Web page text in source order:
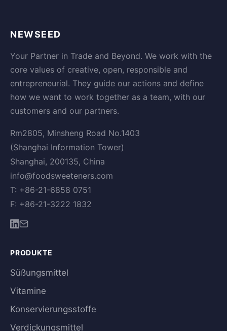
NEWSEED
Your Partner in Trade and Beyond. We work with the
core values of creative, open, responsible and
entrepreneurial. They guide our actions and define
how we want to work together as a team, with our
customers and our partners.
Rm2805, Minsheng Road No.1403
(Shanghai Information Tower)
Shanghai, 200135, China
info@foodsweeteners.com
T: +86-21-6858 0751
F: +86-21-3222 1832
PRODUKTE
Süßungsmittel
Vitamine
Konservierungsstoffe
Verdickungsmittel